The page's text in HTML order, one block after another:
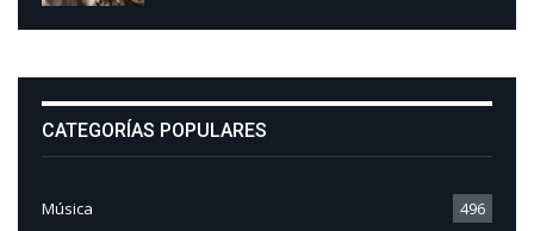
CATEGORÍAS POPULARES
Música 496